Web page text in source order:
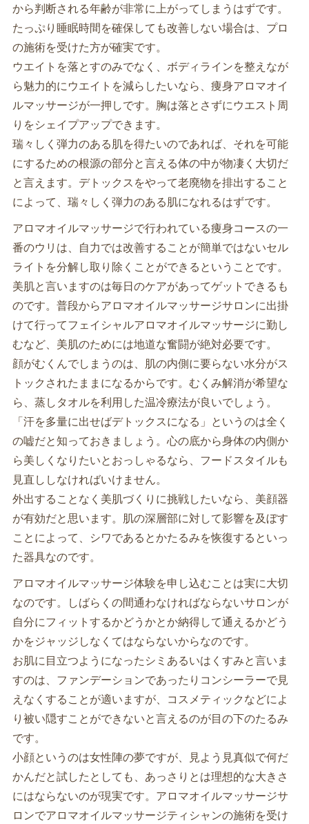
から判断される年齢が非常に上がってしまうはずです。
たっぷり睡眠時間を確保しても改善しない場合は、プロ
の施術を受けた方が確実です。
ウエイトを落とすのみでなく、ボディラインを整えなが
ら魅力的にウエイトを減らしたいなら、痩身アロマオイ
ルマッサージが一押しです。胸は落とさずにウエスト周
りをシェイプアップできます。
瑞々しく弾力のある肌を得たいのであれば、それを可能
にするための根源の部分と言える体の中が物凄く大切だ
と言えます。デトックスをやって老廃物を排出すること
によって、瑞々しく弾力のある肌になれるはずです。
アロマオイルマッサージで行われている痩身コースの一
番のウリは、自力では改善することが簡単ではないセル
ライトを分解し取り除くことができるということです。
美肌と言いますのは毎日のケアがあってゲットできるも
のです。普段からアロマオイルマッサージサロンに出掛
けて行ってフェイシャルアロマオイルマッサージに勤し
むなど、美肌のためには地道な奮闘が絶対必要です。
顔がむくんでしまうのは、肌の内側に要らない水分がス
トックされたままになるからです。むくみ解消が希望な
ら、蒸しタオルを利用した温冷療法が良いでしょう。
「汗を多量に出せばデトックスになる」というのは全く
の嘘だと知っておきましょう。心の底から身体の内側か
ら美しくなりたいとおっしゃるなら、フードスタイルも
見直ししなければいけません。
外出することなく美肌づくりに挑戦したいなら、美顔器
が有効だと思います。肌の深層部に対して影響を及ぼす
ことによって、シワであるとかたるみを恢復するといっ
た器具なのです。
アロマオイルマッサージ体験を申し込むことは実に大切
なのです。しばらくの間通わなければならないサロンが
自分にフィットするかどうかとか納得して通えるかどう
かをジャッジしなくてはならないからなのです。
お肌に目立つようになったシミあるいはくすみと言いま
すのは、ファンデーションであったりコンシーラーで見
えなくすることが適いますが、コスメティックなどによ
り被い隠すことができないと言えるのが目の下のたるみ
です。
小顔というのは女性陣の夢ですが、見よう見真似で何だ
かんだと試したとしても、あっさりとは理想的な大きさ
にはならないのが現実です。アロマオイルマッサージサ
ロンでアロマオイルマッサージティシャンの施術を受け